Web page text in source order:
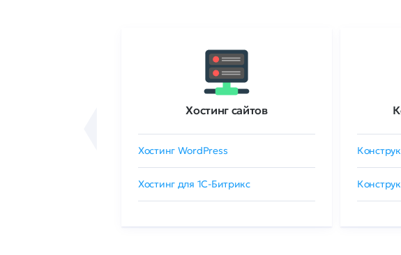
Хостинг сайтов
Хостинг WordPress
Хостинг для 1C-Битрикс